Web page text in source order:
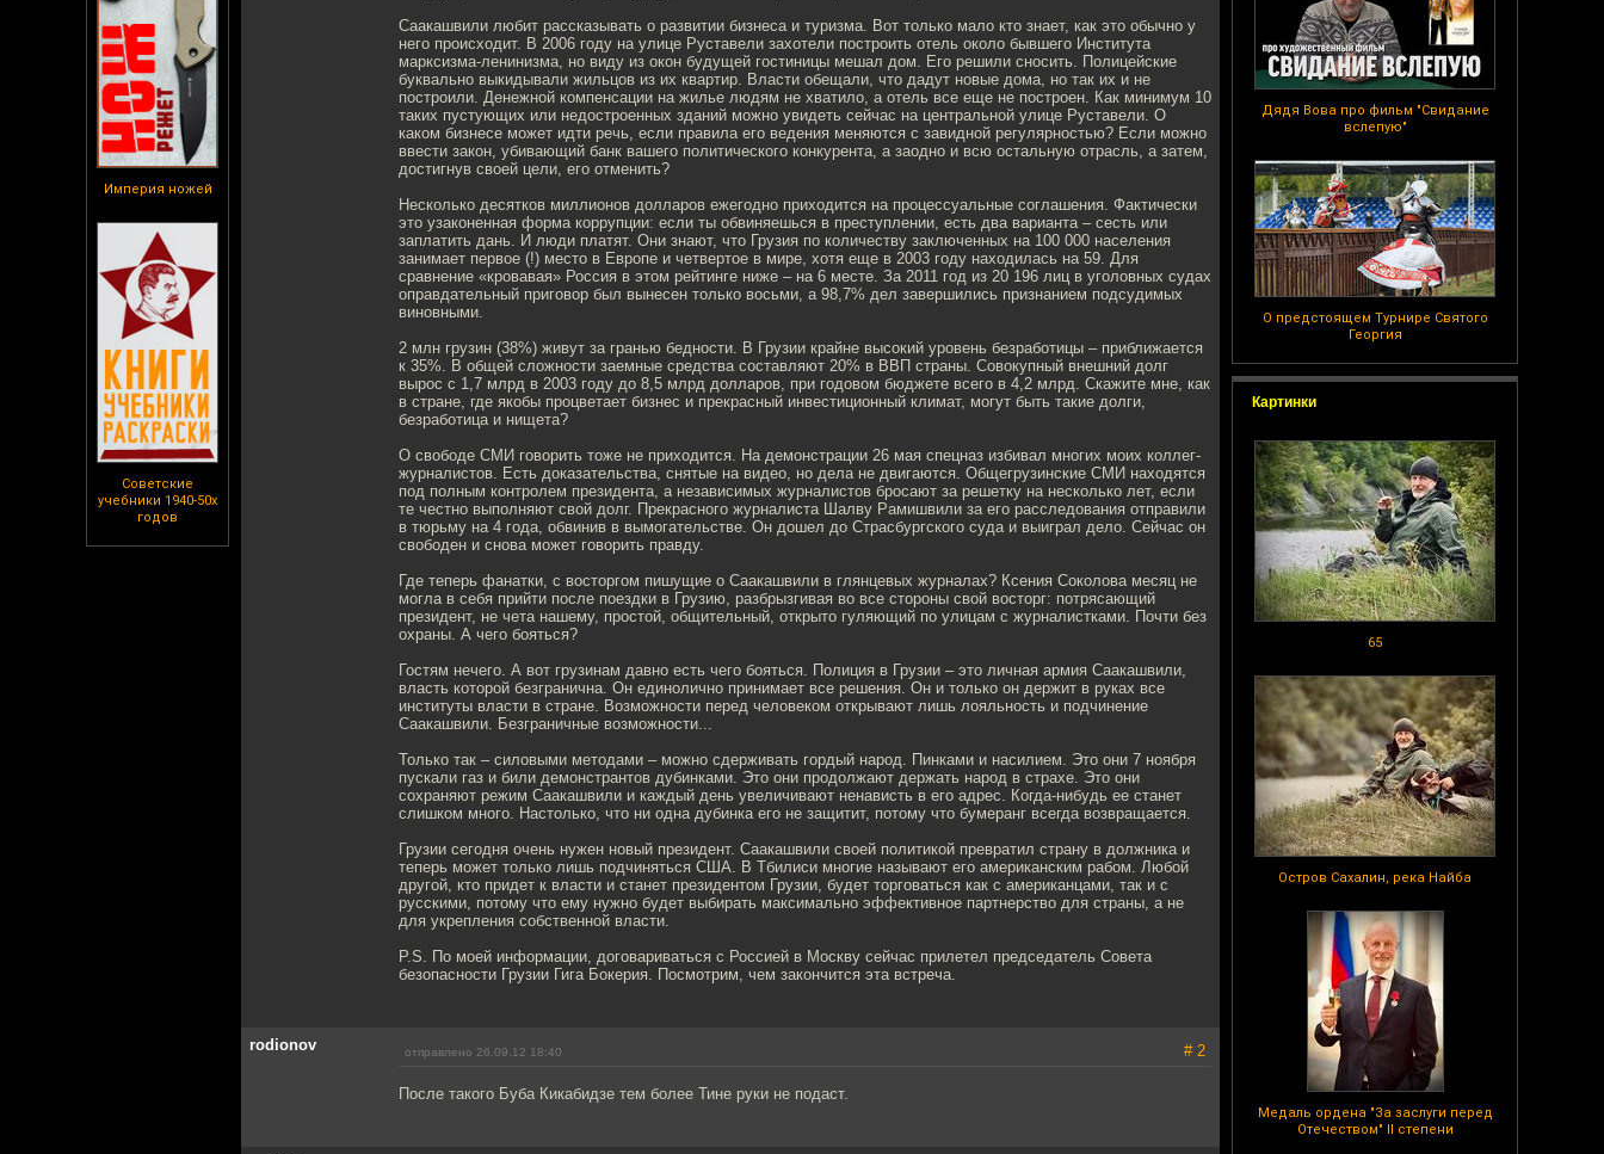
Империя ножей
Советские
учебники 1940-50х
годов
Дядя Вова про фильм "Свидание
вслепую"
О предстоящем Турнире Святого
Георгия
Картинки
65
Остров Сахалин, река Найба
Медаль ордена "За заслуги перед
Отечеством" II степени
Саакашвили любит рассказывать о развитии бизнеса и туризма. Вот только мало кто знает, как это обычно у
него происходит. В 2006 году на улице Руставели захотели построить отель около бывшего Института
марксизма-ленинизма, но виду из окон будущей гостиницы мешал дом. Его решили сносить. Полицейские
буквально выкидывали жильцов из их квартир. Власти обещали, что дадут новые дома, но так их и не
построили. Денежной компенсации на жилье людям не хватило, а отель все еще не построен. Как минимум 10
таких пустующих или недостроенных зданий можно увидеть сейчас на центральной улице Руставели. О
каком бизнесе может идти речь, если правила его ведения меняются с завидной регулярностью? Если можно
ввести закон, убивающий банк вашего политического конкурента, а заодно и всю остальную отрасль, а затем,
достигнув своей цели, его отменить?
Несколько десятков миллионов долларов ежегодно приходится на процессуальные соглашения. Фактически
это узаконенная форма коррупции: если ты обвиняешься в преступлении, есть два варианта – сесть или
заплатить дань. И люди платят. Они знают, что Грузия по количеству заключенных на 100 000 населения
занимает первое (!) место в Европе и четвертое в мире, хотя еще в 2003 году находилась на 59. Для
сравнение «кровавая» Россия в этом рейтинге ниже – на 6 месте. За 2011 год из 20 196 лиц в уголовных судах
оправдательный приговор был вынесен только восьми, а 98,7% дел завершились признанием подсудимых
виновными.
2 млн грузин (38%) живут за гранью бедности. В Грузии крайне высокий уровень безработицы – приближается
к 35%. В общей сложности заемные средства составляют 20% в ВВП страны. Совокупный внешний долг
вырос с 1,7 млрд в 2003 году до 8,5 млрд долларов, при годовом бюджете всего в 4,2 млрд. Скажите мне, как
в стране, где якобы процветает бизнес и прекрасный инвестиционный климат, могут быть такие долги,
безработица и нищета?
О свободе СМИ говорить тоже не приходится. На демонстрации 26 мая спецназ избивал многих моих коллег-
журналистов. Есть доказательства, снятые на видео, но дела не двигаются. Общегрузинские СМИ находятся
под полным контролем президента, а независимых журналистов бросают за решетку на несколько лет, если
те честно выполняют свой долг. Прекрасного журналиста Шалву Рамишвили за его расследования отправили
в тюрьму на 4 года, обвинив в вымогательстве. Он дошел до Страсбургского суда и выиграл дело. Сейчас он
свободен и снова может говорить правду.
Где теперь фанатки, с восторгом пишущие о Саакашвили в глянцевых журналах? Ксения Соколова месяц не
могла в себя прийти после поездки в Грузию, разбрызгивая во все стороны свой восторг: потрясающий
президент, не чета нашему, простой, общительный, открыто гуляющий по улицам с журналистками. Почти без
охраны. А чего бояться?
Гостям нечего. А вот грузинам давно есть чего бояться. Полиция в Грузии – это личная армия Саакашвили,
власть которой безгранична. Он единолично принимает все решения. Он и только он держит в руках все
институты власти в стране. Возможности перед человеком открывают лишь лояльность и подчинение
Саакашвили. Безграничные возможности...
Только так – силовыми методами – можно сдерживать гордый народ. Пинками и насилием. Это они 7 ноября
пускали газ и били демонстрантов дубинками. Это они продолжают держать народ в страхе. Это они
сохраняют режим Саакашвили и каждый день увеличивают ненависть в его адрес. Когда-нибудь ее станет
слишком много. Настолько, что ни одна дубинка его не защитит, потому что бумеранг всегда возвращается.
Грузии сегодня очень нужен новый президент. Саакашвили своей политикой превратил страну в должника и
теперь может только лишь подчиняться США. В Тбилиси многие называют его американским рабом. Любой
другой, кто придет к власти и станет президентом Грузии, будет торговаться как с американцами, так и с
русскими, потому что ему нужно будет выбирать максимально эффективное партнерство для страны, а не
для укрепления собственной власти.
P.S. По моей информации, договариваться с Россией в Москву сейчас прилетел председатель Совета
безопасности Грузии Гига Бокерия. Посмотрим, чем закончится эта встреча.
rodionov отправлено 26.09.12 18:40 # 2
После такого Буба Кикабидзе тем более Тине руки не подаст.